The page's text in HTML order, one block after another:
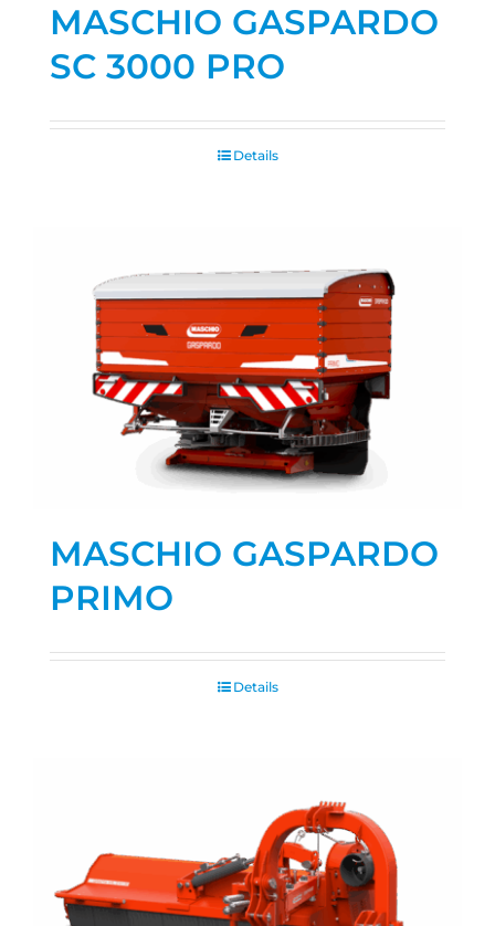
MASCHIO GASPARDO
SC 3000 PRO
Details
MASCHIO GASPARDO
PRIMO
Details